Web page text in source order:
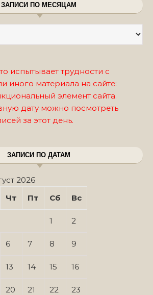
ЗАПИСИ ПО МЕСЯЦАМ
испытывает трудности с
иного материала на сайте:
элемент сайта.
дату можно посмотреть
за этот день.
ЗАПИСИ ПО ДАТАМ
2026
Чт Пт Сб Вс
1 2
6 7 8 9
13 14 15 16
20 21 22 23